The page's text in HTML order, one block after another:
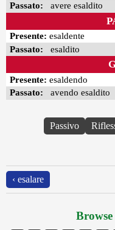
Passato: avere esaldito
Presente: esaldente
Passato: esaldito
Presente: esaldendo
Passato: avendo esaldito
Passivo
‹ esalare